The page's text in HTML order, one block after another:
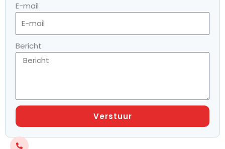
E-mail
Bericht
Verstuur